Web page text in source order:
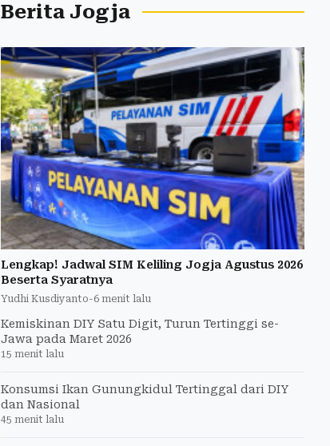
Berita Jogja
Lengkap! Jadwal SIM Keliling Jogja Agustus 2026
Beserta Syaratnya
Yudhi Kusdiyanto-6 menit lalu
Kemiskinan DIY Satu Digit, Turun Tertinggi se-
Jawa pada Maret 2026
15 menit lalu
Konsumsi Ikan Gunungkidul Tertinggal dari DIY
dan Nasional
45 menit lalu